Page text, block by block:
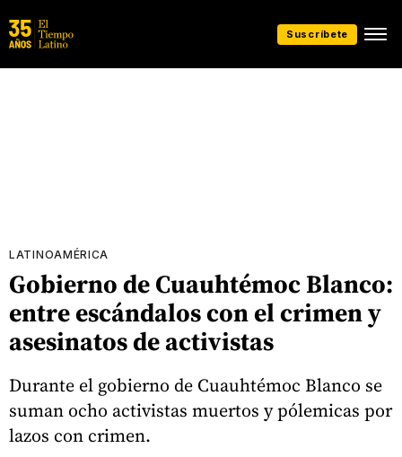
Suscríbete
LATINOAMÉRICA
Gobierno de Cuauhtémoc Blanco:
entre escándalos con el crimen y
asesinatos de activistas
Durante el gobierno de Cuauhtémoc Blanco se
suman ocho activistas muertos y pólemicas por
lazos con crimen.